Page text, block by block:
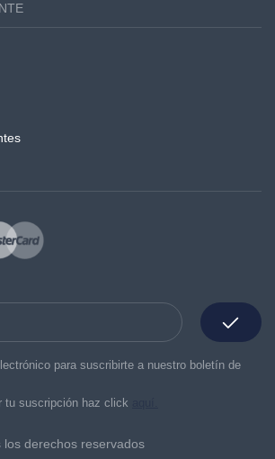
para suscribirte a nuestro boletín de
tu suscripción haz click
los derechos reservados